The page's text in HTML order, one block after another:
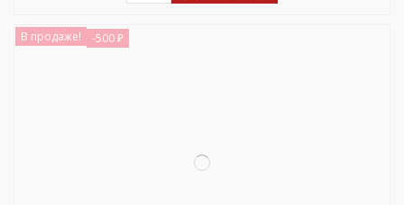
В продаже! -500 ₽